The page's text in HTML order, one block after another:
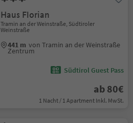
Haus Florian
Tramin an der Weinstraße, Südtiroler
Weinstraße
441 m von Tramin an der Weinstraße
Zentrum
Südtirol Guest Pass
ab 80€
1 Nacht / 1 Apartment Inkl. MwSt.